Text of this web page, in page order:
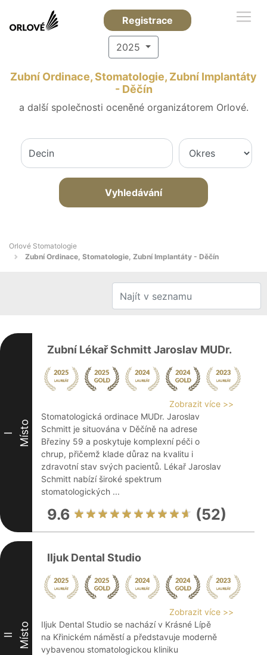
Registrace
2025
Zubní Ordinace, Stomatologie, Zubní Implantáty
- Děčín
a další společnosti oceněné organizátorem Orlové.
Vyhledávání
Orlové Stomatologie
Zubní Ordinace, Stomatologie, Zubní Implantáty - Děčín
I Místo
Zubní Lékař Schmitt Jaroslav MUDr.
Zobrazit více >>
Stomatologická ordinace MUDr. Jaroslav
Schmitt je situována v Děčíně na adrese
Březiny 59 a poskytuje komplexní péči o
chrup, přičemž klade důraz na kvalitu i
zdravotní stav svých pacientů. Lékař Jaroslav
Schmitt nabízí široké spektrum
stomatologických ...
9.6 (52)
II Místo
Iljuk Dental Studio
Zobrazit více >>
Iljuk Dental Studio se nachází v Krásné Lípě
na Křinickém náměstí a představuje moderně
vybavenou stomatologickou kliniku